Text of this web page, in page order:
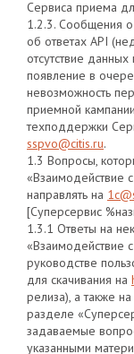
Сервиса приема
1.2.3. Сообщения
об ответах API
отсутствие
появление в
невозможность
приемной
техподдержки
sspvo@citis.ru.
1.3 Вопросы,
«Взаимодействие
направлять на
[Суперсервис
1.3.1 Ответы на
«Взаимодействие
руководстве
для скачивания на
релиза), а также на
разделе
задаваемые
указанными